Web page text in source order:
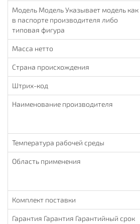
Модель Модель Указывает модель как
в паспорте производителя либо
типовая фигура
Масса нетто
Страна происхождения
Штрих-код
Наименование производителя
Температура рабочей среды
Область применения
Комплект поставки
Гарантия Гарантия Гарантийный срок